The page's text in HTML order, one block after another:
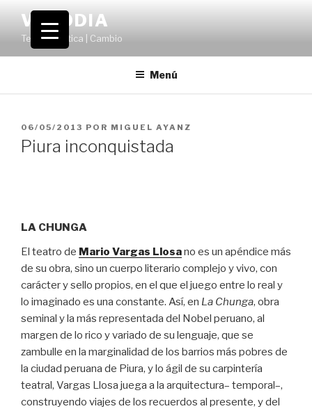
contenido
VOLODIA
Teatro | Crítica | Cambio
Menú
PUBLICADO
EL
06/05/2013 POR MIGUEL AYANZ
Piura inconquistada
LA CHUNGA
El teatro de Mario Vargas Llosano es un apéndice más
de su obra, sino un cuerpo literario complejo y vivo, con
carácter y sello propios, en el que el juego entre lo real y
lo imaginado es una constante. Así, en La Chunga, obra
seminal y la más representada del Nobel peruano, al
margen de lo rico y variado de su lenguaje, que se
zambulle en la marginalidad de los barrios más pobres de
la ciudad peruana de Piura, y lo ágil de su carpintería
teatral, Vargas Llosa juega a la arquitectura– temporal–,
construyendo viajes de los recuerdos al presente, y del